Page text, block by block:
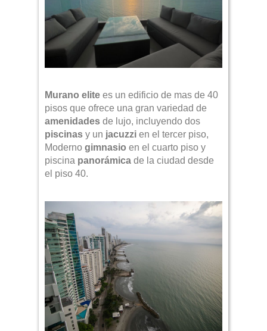
Murano elite es un edificio de mas de 40
pisos que ofrece una gran variedad de
amenidades de lujo, incluyendo dos
piscinas y un jacuzzi en el tercer piso,
Modernogimnasio en el cuarto piso y
piscina panorámica de la ciudad desde
el piso 40.